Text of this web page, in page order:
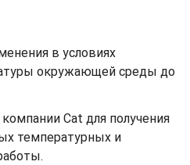
в условиях
окружающей среды до
Cat для получения
температурных и